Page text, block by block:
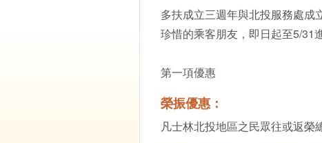
多扶成立三週年與北投服務處成
珍惜的乘客朋友，即日起至5/31
第一項優惠
榮振優惠：
凡士林北投地區之民眾往或返榮